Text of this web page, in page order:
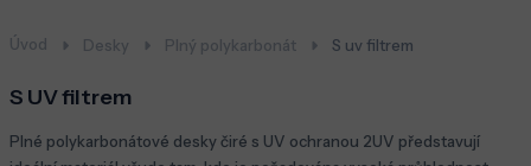
Úvod Desky Plný polykarbonát S uv filtrem
S UV filtrem
Plné polykarbonátové desky čiré s UV ochranou 2UV představují